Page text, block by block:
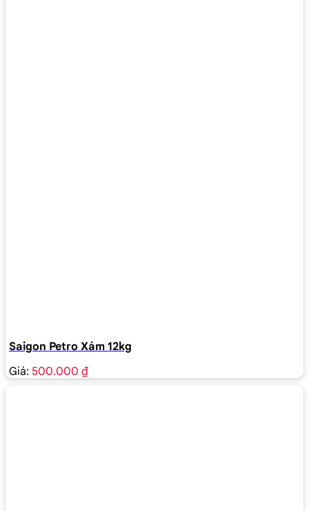
Saigon Petro Xám 12kg
Giá: 500.000 ₫